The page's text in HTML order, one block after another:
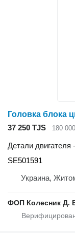
37 250 TJS 180
Детали двигателя
SE501591
Украина,
ФОП Колесник Д.